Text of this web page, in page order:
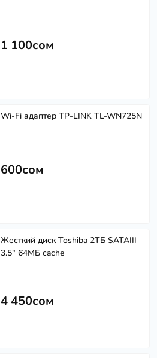
1 100сом
Wi-Fi адаптер TP-LINK TL-WN725N
600сом
Жесткий диск Toshiba 2ТБ SATAIII
3.5" 64МБ cache
4 450сом